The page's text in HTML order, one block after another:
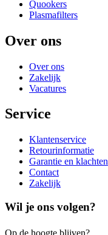
Quookers
Plasmafilters
Over ons
Over ons
Zakelijk
Vacatures
Service
Klantenservice
Retourinformatie
Garantie en klachten
Contact
Zakelijk
Wil je ons volgen?
Op de hoogte blijven?